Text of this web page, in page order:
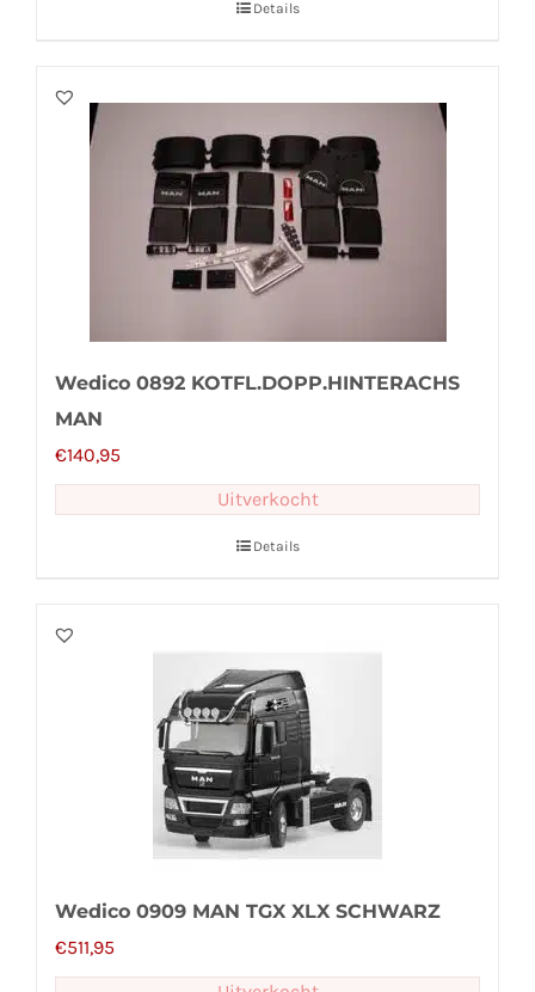
Details
Wedico 0892 KOTFL.DOPP.HINTERACHS
MAN
€140,95
Uitverkocht
Details
Wedico 0909 MAN TGX XLX SCHWARZ
€511,95